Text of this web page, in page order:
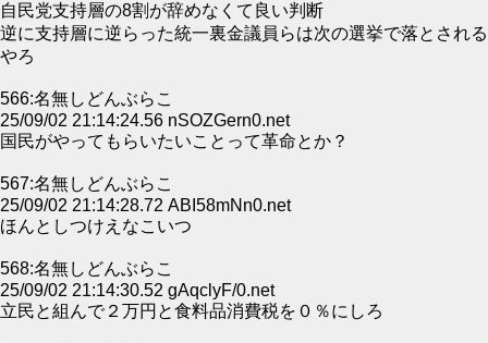
自民党支持層の8割が辞めなくて良い判断
逆に支持層に逆らった統一裏金議員らは次の選挙で落とされる
やろ
566:名無しどんぶらこ
25/09/02 21:14:24.56 nSOZGern0.net
国民がやってもらいたいことって革命とか？
567:名無しどんぶらこ
25/09/02 21:14:28.72 ABI58mNn0.net
ほんとしつけえなこいつ
568:名無しどんぶらこ
25/09/02 21:14:30.52 gAqclyF/0.net
立民と組んで２万円と食料品消費税を０％にしろ